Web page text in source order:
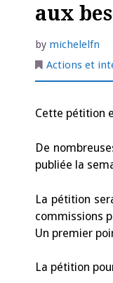
aux
by michelelfn
Actions et
Cette pétition
De
publiée la
La pétition
commissions
Un premier
La pétition